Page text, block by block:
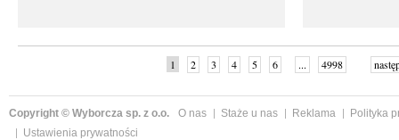
1 2 3 4 5 6 ... 4998
Copyright © Wyborcza sp. z o.o. O nas Staże u nas Reklama
Polityka
Ustawienia prywatności